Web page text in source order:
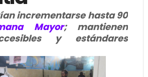
incrementarse hasta 90
Mayor; mantienen
y estándares